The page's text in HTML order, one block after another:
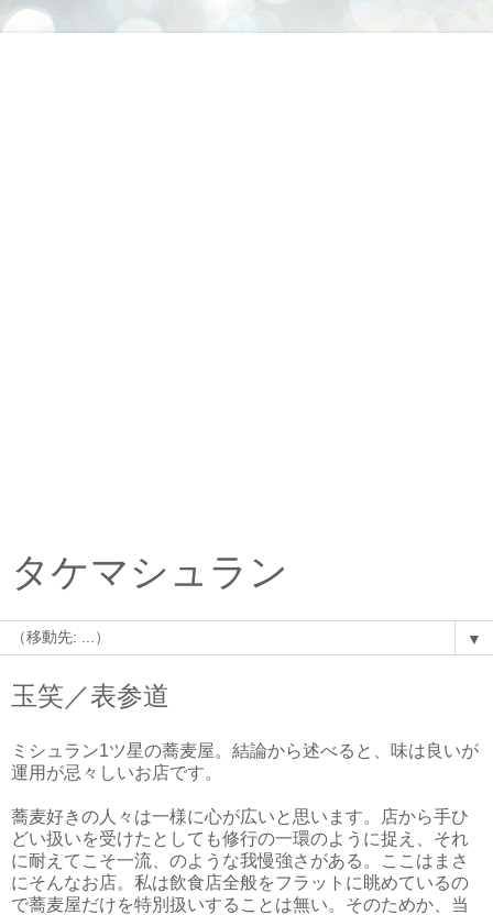
タケマシュラン
▼
玉笑／表参道
ミシュラン1ツ星の蕎麦屋。結論から述べると、味は良いが
運用が忌々しいお店です。
蕎麦好きの人々は一様に心が広いと思います。店から手ひ
どい扱いを受けたとしても修行の一環のように捉え、それ
に耐えてこそ一流、のような我慢強さがある。ここはまさ
にそんなお店。私は飲食店全般をフラットに眺めているの
で蕎麦屋だけを特別扱いすることは無い。そのためか、当